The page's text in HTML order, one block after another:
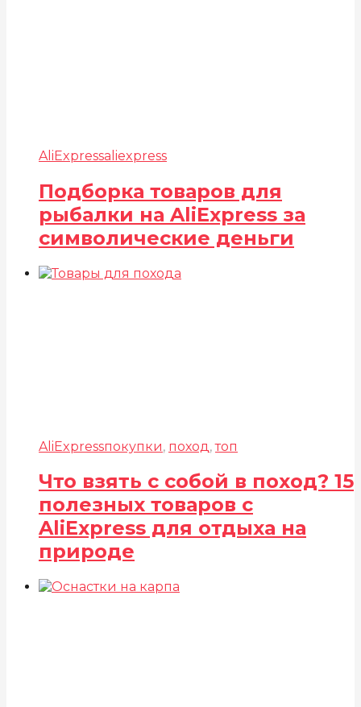
AliExpressaliexpress
Подборка товаров для
рыбалки на AliExpress за
символические деньги
AliExpressпокупки, поход ,топ
Что взять с собой в поход? 15
полезных товаров c
AliExpress для отдыха на
природе